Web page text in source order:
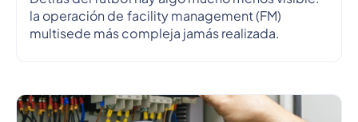
la operación de facility management (FM)
multisede más compleja jamás realizada.